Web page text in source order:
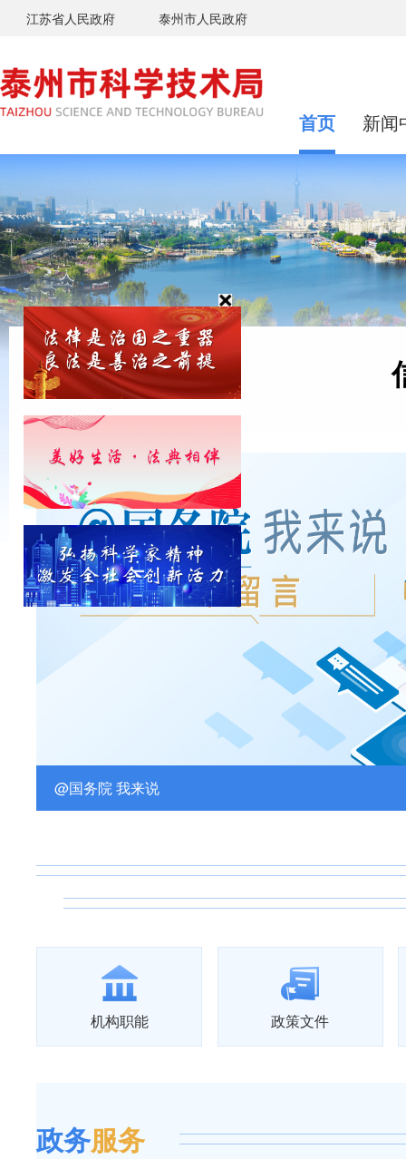
江苏省人民政府 泰州市人民政府
首页 新闻
东方之约，相
机构职能 政策文件
政务服务